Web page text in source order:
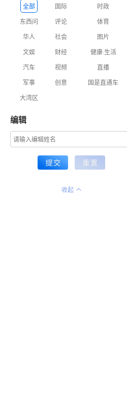
全部 国际
时政
东西问
评论
体育
华人
社会
图片
文娱
财经
健康·生活
汽车
视频
直播
军事
创意
国是直通车
大湾区
编辑
收起